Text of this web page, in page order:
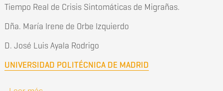
Tiempo Real de Crisis Sintomáticas de Migrañas.
Dña. María Irene de Orbe Izquierdo
D. José Luis Ayala Rodrigo
UNIVERSIDAD POLITÉCNICA DE MADRID